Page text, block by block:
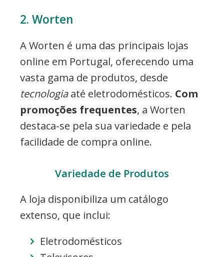
2. Worten
A Worten é uma das principais lojas
online em Portugal, oferecendo uma
vasta gama de produtos, desde
tecnologiaaté eletrodomésticos. Com
promoções frequentes, a Worten
destaca-se pela sua variedade e pela
facilidade de compra online.
Variedade de Produtos
A loja disponibiliza um catálogo
extenso, que inclui:
Eletrodomésticos